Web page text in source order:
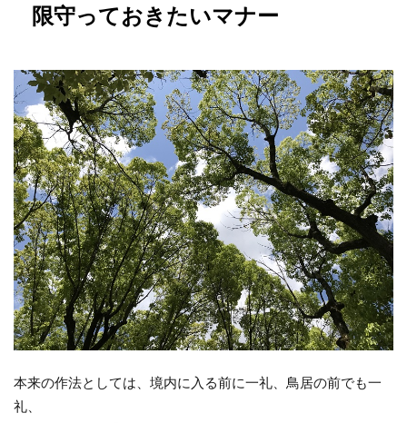
限守っておきたいマナー
本来の作法としては、境内に入る前に一礼、鳥居の前でも一
礼、